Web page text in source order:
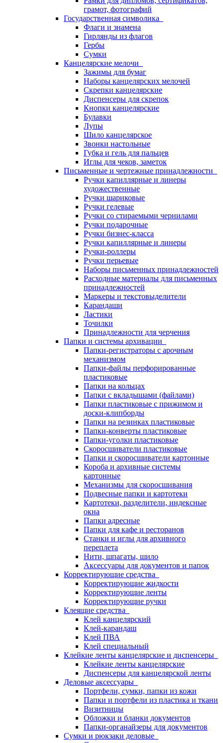
грамот, фотографий
Государственная символика
Флаги и знамена
Гирлянды из флагов
Гербы
Сумки
Канцелярские мелочи
Зажимы для бумаг
Наборы канцелярских мелочей
Скрепки канцелярские
Диспенсеры для скрепок
Кнопки канцелярские
Булавки
Лупы
Шило канцелярское
Звонки настольные
Губка и гель для пальцев
Иглы для чеков, заметок
Письменные и чертежные принадлежности
Ручки капиллярные и линеры
художественные
Ручки шариковые
Ручки гелевые
Ручки со стираемыми чернилами
Ручки подарочные
Ручки бизнес-класса
Ручки капиллярные и линеры
Ручки-роллеры
Ручки перьевые
Наборы письменных принадлежностей
Расходные материалы для письменных
принадлежностей
Маркеры и текстовыделители
Карандаши
Ластики
Точилки
Принадлежности для черчения
Папки и системы архивации
Папки-регистраторы с арочным
механизмом
Папки-файлы перфорированные
пластиковые
Папки на кольцах
Папки с вкладышами (файлами)
Папки пластиковые с прижимом и
доски-клипборды
Папки на резинках пластиковые
Папки-конверты пластиковые
Папки-уголки пластиковые
Скоросшиватели пластиковые
Папки и скоросшиватели картонные
Короба и архивные системы
картонные
Механизмы для скоросшивания
Подвесные папки и картотеки
Картотеки, разделители, индексные
окна
Папки адресные
Папки для кафе и ресторанов
Станки и иглы для архивного
переплета
Нити, шпагаты, шило
Аксессуары для документов и папок
Корректирующие средства
Корректирующие жидкости
Корректирующие ленты
Корректирующие ручки
Клеящие средства
Клей канцелярский
Клей-карандаш
Клей ПВА
Клей специальный
Клейкие ленты канцелярские и диспенсеры
Клейкие ленты канцелярские
Диспенсеры для канцелярской ленты
Деловые аксессуары
Портфели, сумки, папки из кожи
Папки и портфели из пластика и ткани
Визитницы
Обложки и бланки документов
Папки-органайзеры для документов
Сумки и рюкзаки деловые